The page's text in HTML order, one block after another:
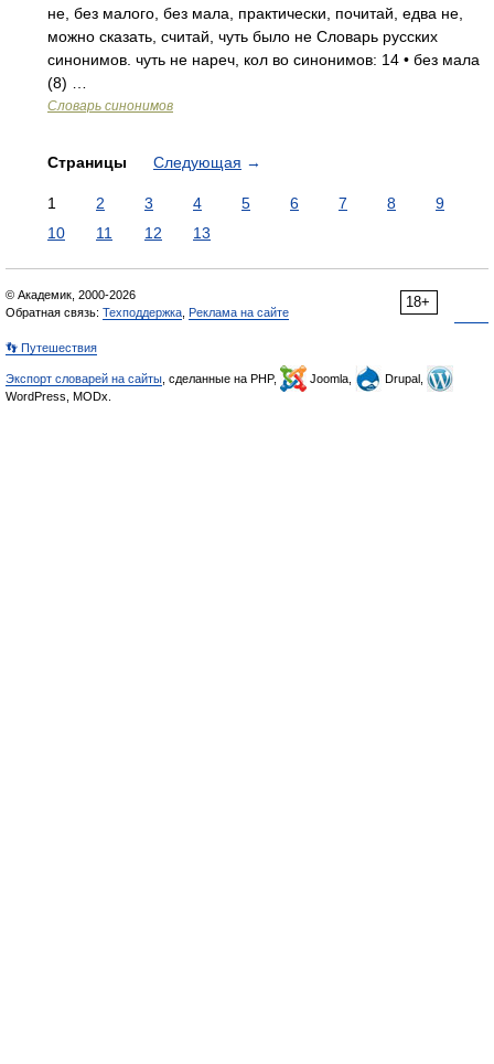
не, без малого, без мала, практически, почитай, едва не,
можно сказать, считай, чуть было не Словарь русских
синонимов. чуть не нареч, кол во синонимов: 14 • без мала
(8) …
Словарь синонимов
Страницы Следующая →
1 2 3 4 5 6 7 8
9
10
11 12 13
18+
© Академик, 2000-2026
Обратная связь: Техподдержка Реклама на сайте
👣 Путешествия
Экспорт словарей на сайты , сделанные на PHP, Joomla,
Drupal,
WordPress, MODx.